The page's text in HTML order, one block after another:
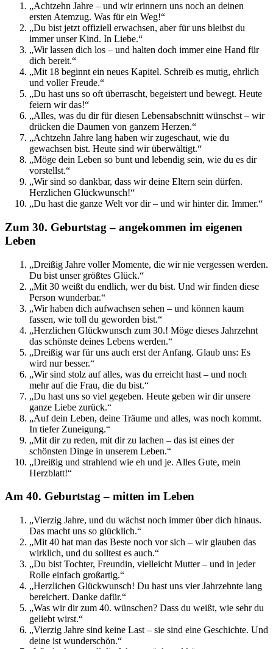
„Achtzehn Jahre – und wir erinnern uns noch an deinen
ersten Atemzug. Was für ein Weg!“
„Du bist jetzt offiziell erwachsen, aber für uns bleibst du
immer unser Kind. In Liebe.“
„Wir lassen dich los – und halten doch immer eine Hand für
dich bereit.“
„Mit 18 beginnt ein neues Kapitel. Schreib es mutig, ehrlich
und voller Freude.“
„Du hast uns so oft überrascht, begeistert und bewegt. Heute
feiern wir das!“
„Alles, was du dir für diesen Lebensabschnitt wünschst – wir
drücken die Daumen von ganzem Herzen.“
„Achtzehn Jahre lang haben wir zugeschaut, wie du
gewachsen bist. Heute sind wir überwältigt.“
„Möge dein Leben so bunt und lebendig sein, wie du es dir
vorstellst.“
„Wir sind so dankbar, dass wir deine Eltern sein dürfen.
Herzlichen Glückwunsch!“
„Du hast die ganze Welt vor dir – und wir hinter dir. Immer.“
Zum 30. Geburtstag – angekommen im eigenen
Leben
„Dreißig Jahre voller Momente, die wir nie vergessen werden.
Du bist unser größtes Glück.“
„Mit 30 weißt du endlich, wer du bist. Und wir finden diese
Person wunderbar.“
„Wir haben dich aufwachsen sehen – und können kaum
fassen, wie toll du geworden bist.“
„Herzlichen Glückwunsch zum 30.! Möge dieses Jahrzehnt
das schönste deines Lebens werden.“
„Dreißig war für uns auch erst der Anfang. Glaub uns: Es
wird nur besser.“
„Wir sind stolz auf alles, was du erreicht hast – und noch
mehr auf die Frau, die du bist.“
„Du hast uns so viel gegeben. Heute geben wir dir unsere
ganze Liebe zurück.“
„Auf dein Leben, deine Träume und alles, was noch kommt.
In tiefer Zuneigung.“
„Mit dir zu reden, mit dir zu lachen – das ist eines der
schönsten Dinge in unserem Leben.“
„Dreißig und strahlend wie eh und je. Alles Gute, mein
Herzblatt!“
Am 40. Geburtstag – mitten im Leben
„Vierzig Jahre, und du wächst noch immer über dich hinaus.
Das macht uns so glücklich.“
„Mit 40 hat man das Beste noch vor sich – wir glauben das
wirklich, und du solltest es auch.“
„Du bist Tochter, Freundin, vielleicht Mutter – und in jeder
Rolle einfach großartig.“
„Herzlichen Glückwunsch! Du hast uns vier Jahrzehnte lang
bereichert. Danke dafür.“
„Was wir dir zum 40. wünschen? Dass du weißt, wie sehr du
geliebt wirst.“
„Vierzig Jahre sind keine Last – sie sind eine Geschichte. Und
deine ist wunderschön.“